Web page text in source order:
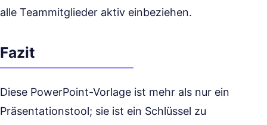
alle Teammitglieder aktiv einbeziehen.
Fazit
Diese PowerPoint-Vorlage ist mehr als nur ein
Präsentationstool; sie ist ein Schlüssel zu